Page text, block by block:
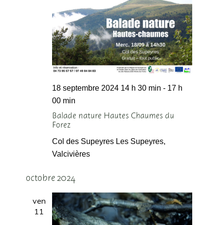
Balade nature Hautes Chaumes du
Forez
18 septembre 2024 14 h 30 min - 17 h
00 min
Col des Supeyres Les Supeyres,
Valcivières
octobre 2024
ven
11